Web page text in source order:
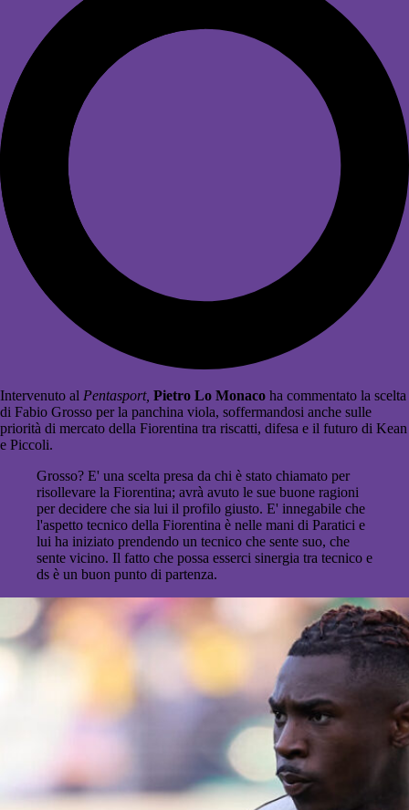
Intervenuto al Pentasport, Pietro Lo Monaco ha commentato la scelta
di Fabio Grosso per la panchina viola, soffermandosi anche sulle
priorità di mercato della Fiorentina tra riscatti, difesa e il futuro di Kean
e Piccoli.
Grosso? E' una scelta presa da chi è stato chiamato per
risollevare la Fiorentina; avrà avuto le sue buone ragioni
per decidere che sia lui il profilo giusto. E' innegabile che
l'aspetto tecnico della Fiorentina è nelle mani di Paratici e
lui ha iniziato prendendo un tecnico che sente suo, che
sente vicino. Il fatto che possa esserci sinergia tra tecnico e
ds è un buon punto di partenza.